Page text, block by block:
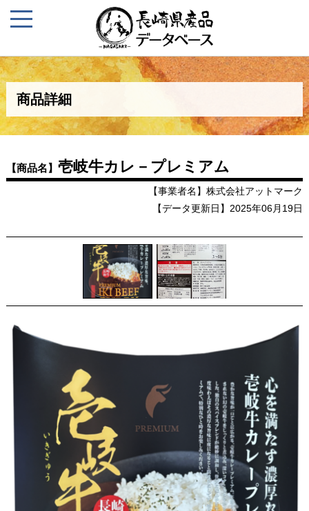
商品詳細
【商品名】 壱岐牛カレ－プレミアム
【事業者名】株式会社アットマーク
【データ更新日】2025年06月19日